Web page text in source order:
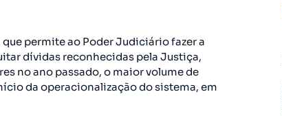
permite ao Poder Judiciário fazer a
dívidas reconhecidas pela Justiça,
no ano passado, o maior volume de
da operacionalização do sistema, em